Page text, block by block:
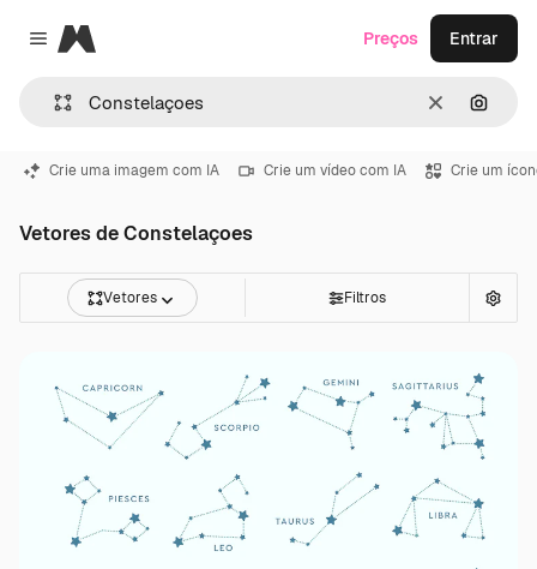
Close menu
Magnific
Limpar
Preços Entrar
Crie uma imagem com IA Crie um vídeo com IA Crie um
Vetores de Constelaçoes
Vetores Filtros